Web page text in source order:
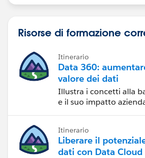
Risorse di formazione
Itinerario
Data 360:
valore dei dati
Illustra i concetti alla
e il suo impatto
Itinerario
Liberare il
dati con Data Cloud